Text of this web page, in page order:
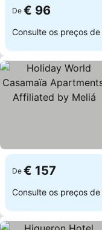
De € 96
Consulte os preços de
De € 157
Consulte os preços de